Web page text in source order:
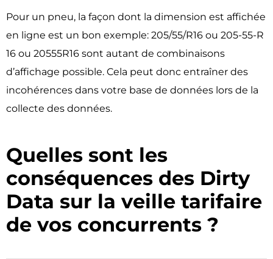
Pour un pneu, la façon dont la dimension est affichée
en ligne est un bon exemple: 205/55/R16 ou 205-55-R
16 ou 20555R16 sont autant de combinaisons
d’affichage possible. Cela peut donc entraîner des
incohérences dans votre base de données lors de la
collecte des données.
Quelles sont les
conséquences des Dirty
Data sur la veille tarifaire
de vos concurrents ?